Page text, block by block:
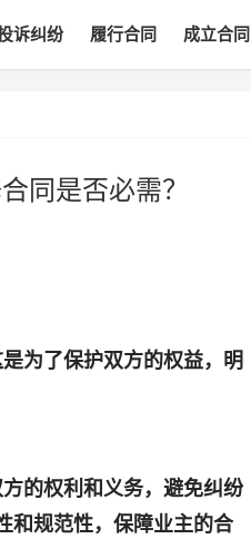
诉纠纷 履行合同 成立合同
同是否必需？
为了保护双方的权益，明
的权利和义务，避免纠纷
和规范性，保障业主的合